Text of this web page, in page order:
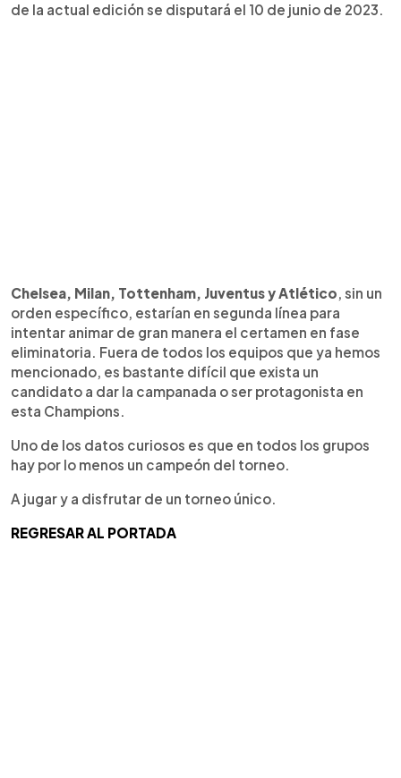
de la actual edición se disputará el 10 de junio de 2023.
Chelsea, Milan, Tottenham, Juventus y Atlético, sin un
orden específico, estarían en segunda línea para
intentar animar de gran manera el certamen en fase
eliminatoria. Fuera de todos los equipos que ya hemos
mencionado, es bastante difícil que exista un
candidato a dar la campanada o ser protagonista en
esta Champions.
Uno de los datos curiosos es que en todos los grupos
hay por lo menos un campeón del torneo.
A jugar y a disfrutar de un torneo único.
REGRESAR AL PORTADA